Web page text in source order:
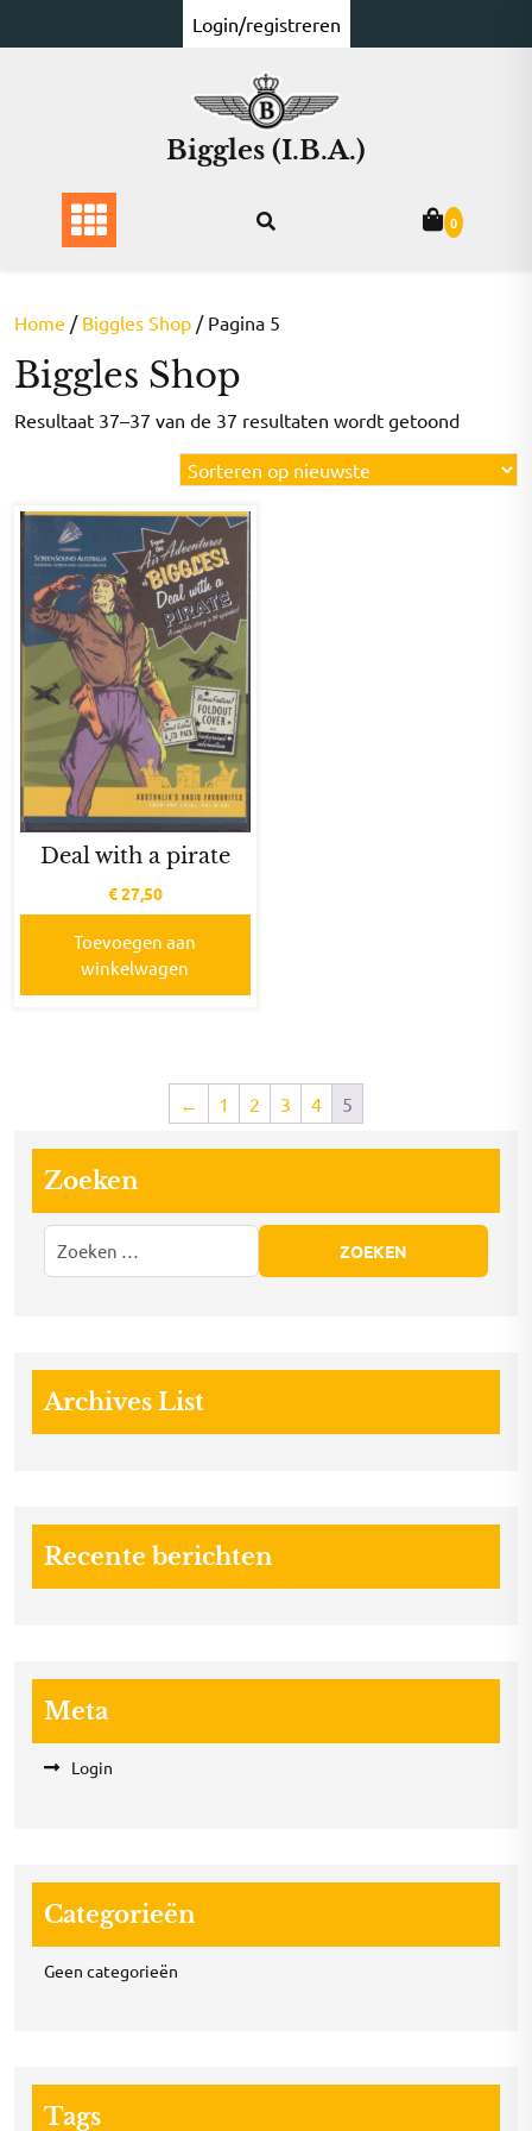
naar
Login/registreren
Biggles (I.B.A.)
0
Home / Biggles Shop / Pagina 5
Biggles Shop
Resultaat 37–37 van de 37 resultaten wordt getoond
op
Deal with a pirate
€27,50
Toevoegen aan
winkelwagen
← 1 2 3 4 5
Zoeken
Archives List
Recente berichten
Meta
Login
Categorieën
Geen categorieën
Tags